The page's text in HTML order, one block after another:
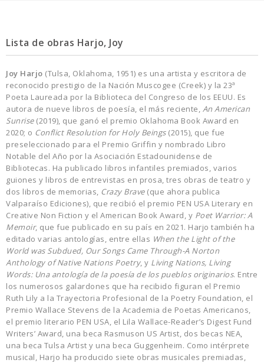
Lista de obras Harjo, Joy
Joy Harjo (Tulsa, Oklahoma, 1951) es una artista y escritora de
reconocido prestigio de la Nación Muscogee (Creek) y la 23ª
Poeta Laureada por la Biblioteca del Congreso de los EEUU. Es
autora de nueve libros de poesía, el más reciente, An American
Sunrise(2019), que ganó el premio Oklahoma Book Award en
2020; o Conflict Resolution for Holy Beings(2015), que fue
preseleccionado para el Premio Griffin y nombrado Libro
Notable del Año por la Asociación Estadounidense de
Bibliotecas. Ha publicado libros infantiles premiados, varios
guiones y libros de entrevistas en prosa, tres obras de teatro y
dos libros de memorias, Crazy Brave(que ahora publica
Valparaíso Ediciones), que recibió el premio PEN USA Literary en
Creative Non Fiction y el American Book Award, y Poet Warrior: A
Memoir, que fue publicado en su país en 2021. Harjo también ha
editado varias antologías, entre ellas When the Light of the
World was Subdued, Our Songs Came Through-A Norton
Anthology of Native Nations Poetry, y Living Nations, Living
Words: Una antología de la poesía de los pueblos originarios. Entre
los numerosos galardones que ha recibido figuran el Premio
Ruth Lily a la Trayectoria Profesional de la Poetry Foundation, el
Premio Wallace Stevens de la Academia de Poetas Americanos,
el premio literario PEN USA, el Lila Wallace-Reader’s Digest Fund
Writers’ Award, una beca Rasmuson US Artist, dos becas NEA,
una beca Tulsa Artist y una beca Guggenheim. Como intérprete
musical, Harjo ha producido siete obras musicales premiadas,